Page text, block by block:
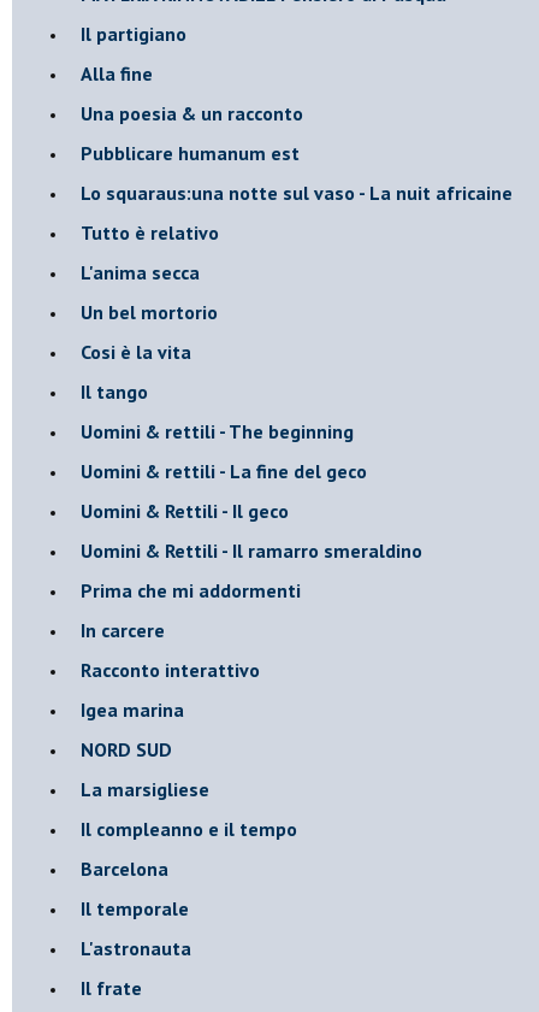
Il partigiano
Alla fine
Una poesia & un racconto
Pubblicare humanum est
Lo squaraus:una notte sul vaso - La nuit africaine
Tutto è relativo
L'anima secca
Un bel mortorio
Cosi è la vita
Il tango
​Uomini & rettili - The beginning
​Uomini & rettili - La fine del geco
Uomini & Rettili - Il geco
Uomini & Rettili - Il ramarro smeraldino
Prima che mi addormenti
In carcere
Racconto interattivo
Igea marina
​NORD SUD
La marsigliese
Il compleanno e il tempo
Barcelona
Il temporale
L'astronauta
Il frate